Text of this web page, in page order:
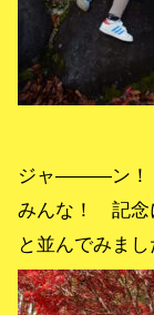
ジャ―――ン！
みんな！ 記念
と並んでみまし